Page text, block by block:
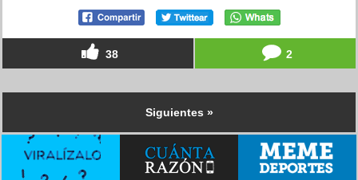
38 2
Siguientes »